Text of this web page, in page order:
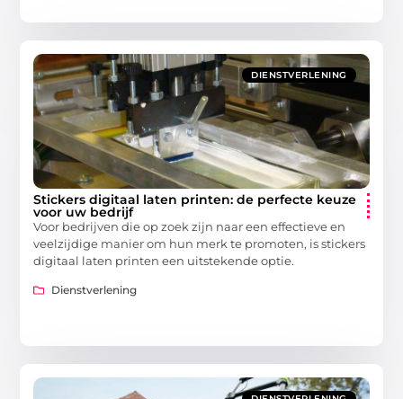
DIENSTVERLENING
Stickers digitaal laten printen: de perfecte keuze
voor uw bedrijf
Voor bedrijven die op zoek zijn naar een effectieve en
veelzijdige manier om hun merk te promoten, is stickers
digitaal laten printen een uitstekende optie.
Dienstverlening